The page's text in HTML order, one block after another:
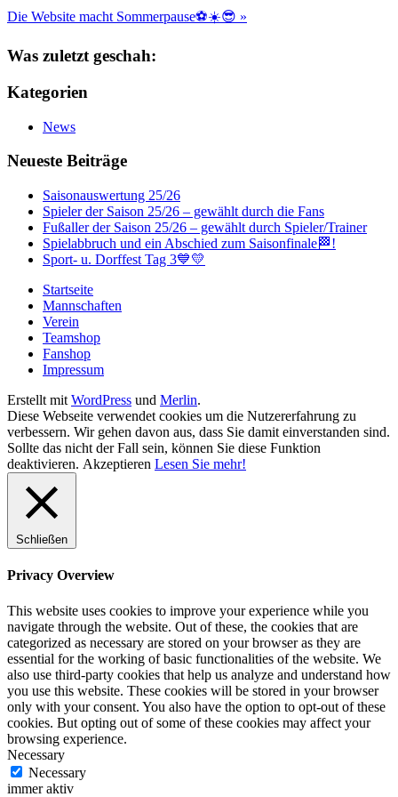
Die Website macht Sommerpause⚽️☀️😎 »
Was zuletzt geschah:
Kategorien
News
Neueste Beiträge
Saisonauswertung 25/26
Spieler der Saison 25/26 – gewählt durch die Fans
Fußaller der Saison 25/26 – gewählt durch Spieler/Trainer
Spielabbruch und ein Abschied zum Saisonfinale🏁!
Sport- u. Dorffest Tag 3💙💛
Startseite
Mannschaften
Verein
Teamshop
Fanshop
Impressum
Erstellt mit WordPress und Merlin.
Diese Webseite verwendet cookies um die Nutzererfahrung zu
verbessern. Wir gehen davon aus, dass Sie damit einverstanden sind.
Sollte das nicht der Fall sein, können Sie diese Funktion
deaktivieren. Akzeptieren Lesen Sie mehr!
Schließen
Privacy Overview
This website uses cookies to improve your experience while you
navigate through the website. Out of these, the cookies that are
categorized as necessary are stored on your browser as they are
essential for the working of basic functionalities of the website. We
also use third-party cookies that help us analyze and understand how
you use this website. These cookies will be stored in your browser
only with your consent. You also have the option to opt-out of these
cookies. But opting out of some of these cookies may affect your
browsing experience.
Necessary
Necessary
immer aktiv